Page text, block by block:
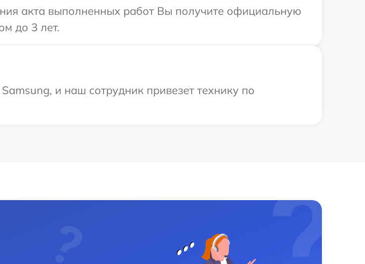
акта выполненных работ Вы получите официальную
до 3 лет.
и наш сотрудник привезет технику по